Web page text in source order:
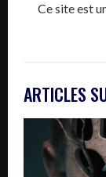
Ce site est
ARTICLES